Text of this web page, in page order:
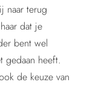
naar terug
dat je
bent wel
gedaan heeft.
de keuze van